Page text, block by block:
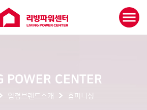
POWER CENTER
입점브랜드소개 홈퍼니싱